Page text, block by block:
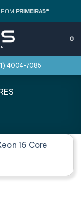
PRIMEIRA5*
0
4004-7085